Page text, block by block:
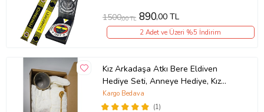
1500,00 TL 890,00 TL
2 Adet ve Üzeri %5 İndirim
Kız Arkadaşa Atkı Bere Eldiven
Hediye Seti, Anneye Hediye, Kız
Kardeşe Hediye (Beyaz)
(1)
Kargo Bedava